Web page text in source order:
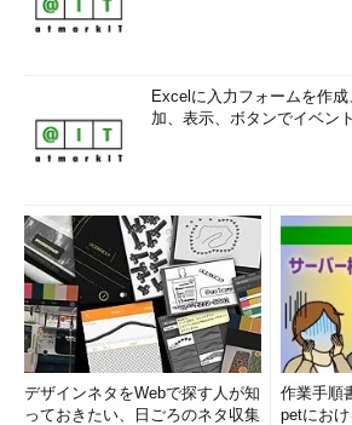
Excelに入力フォームを作
加、表示、ボタンでイベン
デザインネタをWebで探す人が知
っておきたい、日ごろのネタ収集
作業手順
petにお